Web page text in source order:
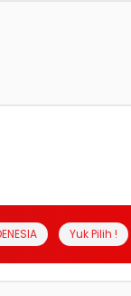
Yuk Pilih !